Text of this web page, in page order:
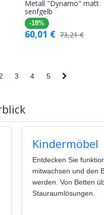
In den
Metall "Dynamo" matt
senfgelb
-18%
60,01 € 73,21€
2 3 4 5
Kindermöbel
Entdecken Sie
mitwachsen und den
werden. Von Betten
Stauraumlösungen.